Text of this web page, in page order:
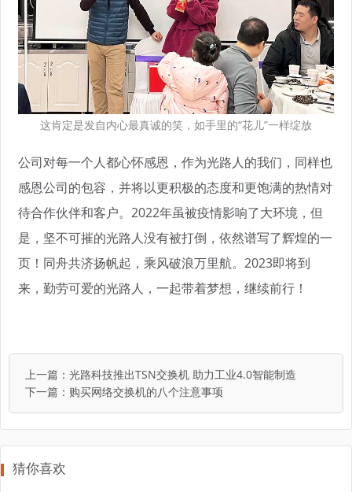
这肯定是发自内心最真诚的笑，如手里的“花儿”一样绽放
公司对每一个人都心怀感恩，作为光路人的我们，同样也
感恩公司的包容，并将以更积极的态度和更饱满的热情对
待合作伙伴和客户。2022年虽被疫情影响了大环境，但
是，坚不可摧的光路人没有被打倒，依然谱写了辉煌的一
页！同舟共济扬帆起，乘风破浪万里航。2023即将到
来，勤劳可爱的光路人，一起带着梦想，继续前行！
上一篇： 光路科技推出TSN交换机 助力工业4.0智能制造
下一篇： 购买网络交换机的八个注意事项
猜你喜欢